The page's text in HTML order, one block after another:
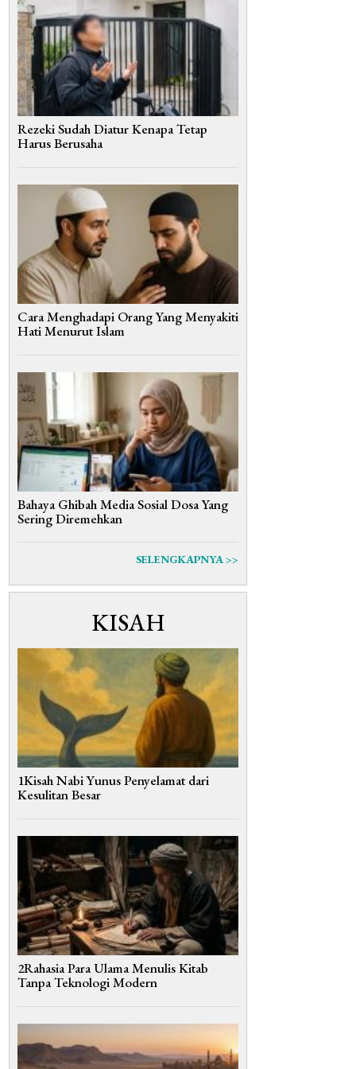
Rezeki Sudah Diatur Kenapa Tetap
Harus Berusaha
Cara Menghadapi Orang Yang Menyakiti
Hati Menurut Islam
Bahaya Ghibah Media Sosial Dosa Yang
Sering Diremehkan
SELENGKAPNYA >>
KISAH
1Kisah Nabi Yunus Penyelamat dari
Kesulitan Besar
2Rahasia Para Ulama Menulis Kitab
Tanpa Teknologi Modern